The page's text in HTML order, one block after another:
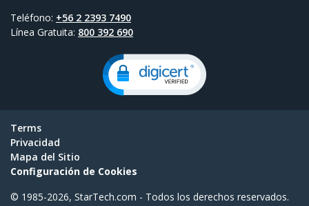
Teléfono: +56 2 2393 7490
Línea Gratuita: 800 392 690
Terms
Privacidad
Mapa del Sitio
Configuración de Cookies
© 1985-2026, StarTech.com - Todos los derechos reservados.